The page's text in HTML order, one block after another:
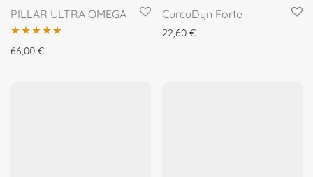
PILLAR ULTRA OMEGA
Įvertinimas:
66,00 €
CurcuDyn Forte
22,60 €